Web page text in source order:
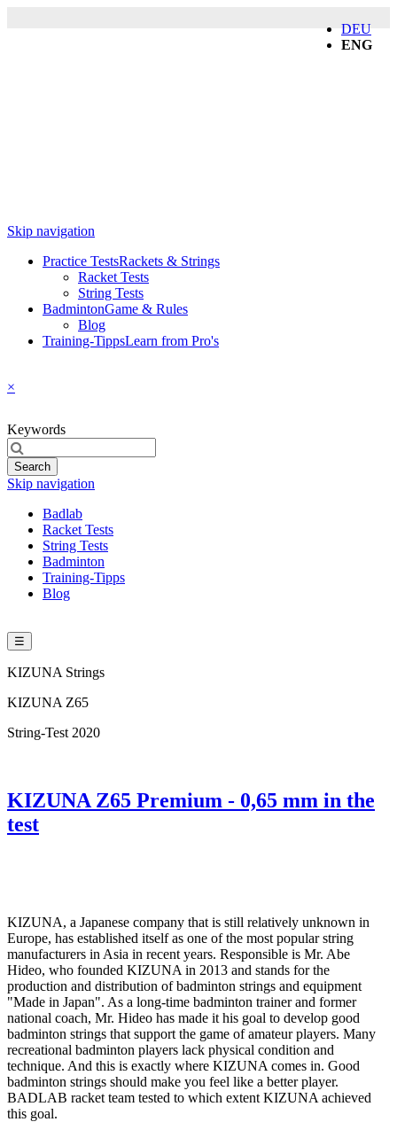
DEU
ENG
Skip navigation
Practice TestsRackets & Strings
Racket Tests
String Tests
BadmintonGame & Rules
Blog
Training-TippsLearn from Pro's
×
Keywords
Search
Skip navigation
Badlab
Racket Tests
String Tests
Badminton
Training-Tipps
Blog
☰
KIZUNA Strings
KIZUNA Z65
String-Test 2020
KIZUNA Z65 Premium - 0,65 mm in the
test
KIZUNA, a Japanese company that is still relatively unknown in
Europe, has established itself as one of the most popular string
manufacturers in Asia in recent years. Responsible is Mr. Abe
Hideo, who founded KIZUNA in 2013 and stands for the
production and distribution of badminton strings and equipment
"Made in Japan". As a long-time badminton trainer and former
national coach, Mr. Hideo has made it his goal to develop good
badminton strings that support the game of amateur players. Many
recreational badminton players lack physical condition and
technique. And this is exactly where KIZUNA comes in. Good
badminton strings should make you feel like a better player.
BADLAB racket team tested to which extent KIZUNA achieved
this goal.